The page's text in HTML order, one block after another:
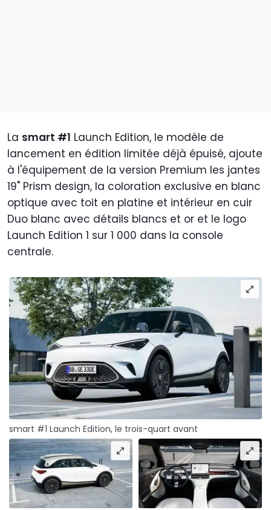
La smart #1 Launch Edition, le modèle de
lancement en édition limitée déjà épuisé, ajoute
à l'équipement de la version Premium les jantes
19" Prism design, la coloration exclusive en blanc
optique avec toit en platine et intérieur en cuir
Duo blanc avec détails blancs et or et le logo
Launch Edition 1 sur 1 000 dans la console
centrale.
smart #1 Launch Edition, le trois-quart avant